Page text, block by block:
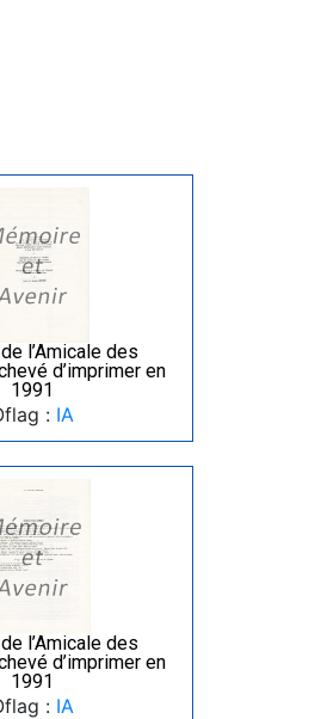
l’Amicale des
d’imprimer en
1991
: IA
l’Amicale des
d’imprimer en
1991
: IA